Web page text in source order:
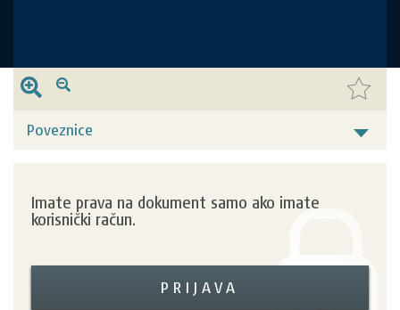
Poveznice
Imate prava na dokument samo ako imate
korisnički račun.
PRIJAVA